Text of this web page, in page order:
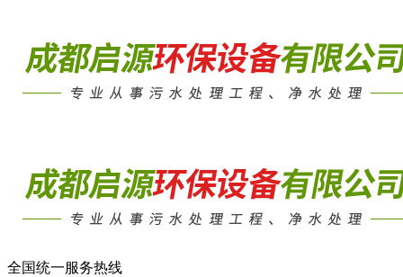
全国统一服务热线